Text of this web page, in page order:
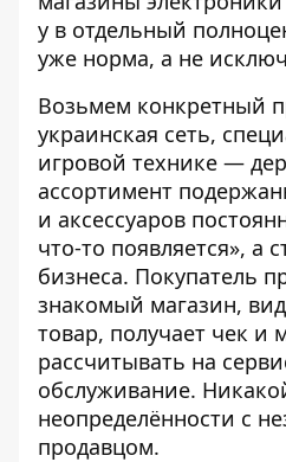
у в отдельный
уже норма, а не
Возьмем конкретный
украинская сеть,
игровой технике —
ассортимент
и аксессуаров
что-то появляется», а
бизнеса. Покупатель
знакомый магазин,
товар, получает чек и
рассчитывать на
обслуживание.
неопределённости с
продавцом.